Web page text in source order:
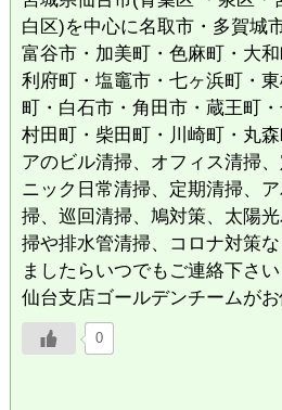
白区)を中心に名取市・多賀城
富谷市・加美町・色麻町・大
利府町・塩竈市・七ヶ浜町・
町・白石市・角田市・蔵王町
村田町・柴田町・川崎町・丸
アのビル清掃、オフィス清掃
ニック日常清掃、定期清掃、
掃、巡回清掃、鳩対策、太陽
掃や排水管清掃、コロナ対策
ましたらいつでもご連絡下さい
仙台支店ゴールデンチームがお
0